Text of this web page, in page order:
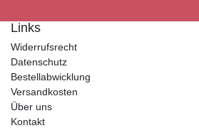
Links
Widerrufsrecht
Datenschutz
Bestellabwicklung
Versandkosten
Über uns
Kontakt